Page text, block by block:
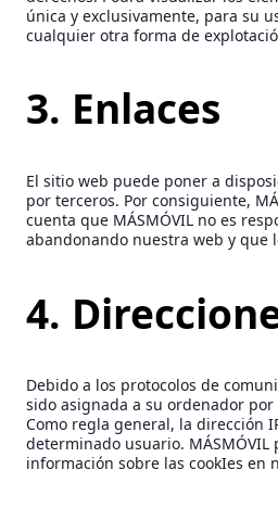
única y exclusivamente, para su
cualquier otra forma de
3. Enlaces
El sitio web puede poner a
por terceros. Por consiguiente,
cuenta que MÁSMÓVIL no es
abandonando nuestra web y que
4.
Debido a los protocolos de
sido asignada a su ordenador
Como regla general, la dirección
determinado usuario.
información sobre las cookIes en